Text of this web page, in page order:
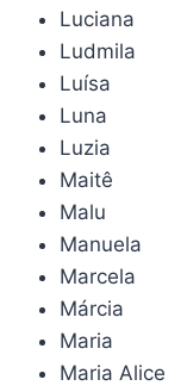
Luciana
Ludmila
Luísa
Luna
Luzia
Maitê
Malu
Manuela
Marcela
Márcia
Maria
Maria Alice